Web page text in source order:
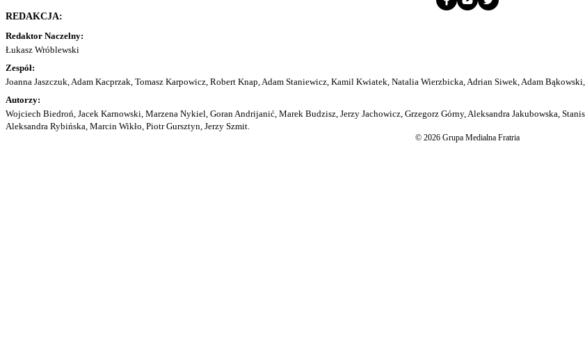
REDAKCJA:
Redaktor Naczelny:
Łukasz Wróblewski
Zespół:
Joanna Jaszczuk, Adam Kacprzak, Tomasz Karpowicz, Robert Knap, Adam Staniewicz, Kamil Kwiatek, Natalia Wierzbicka, Adrian Siwek, Adam Bąkowski,
Autorzy:
Wojciech Biedroń, Jacek Karnowski, Marzena Nykiel, Goran Andrijanić, Marek Budzisz, Jerzy Jachowicz, Grzegorz Górny, Aleksandra Jakubowska,
Aleksandra Rybińska, Marcin Wikło, Piotr Gursztyn, Jerzy Szmit.
© 2026 Grupa Medialna Fratria